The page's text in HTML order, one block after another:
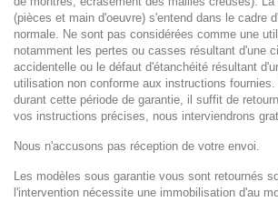
(pièces et main d'oeuvre) s'entend dans le cadre
normale. Ne sont pas considérées comme une
notamment les pertes ou casses résultant d'une
accidentelle ou le défaut d'étanchéité résultant
utilisation non conforme aux instructions
durant cette période de garantie, il suffit de
vos instructions précises, nous interviendrons
Nous n'accusons pas réception de votre envoi.
Les modèles sous garantie vous sont retournés
l'intervention nécessite une immobilisation d'au